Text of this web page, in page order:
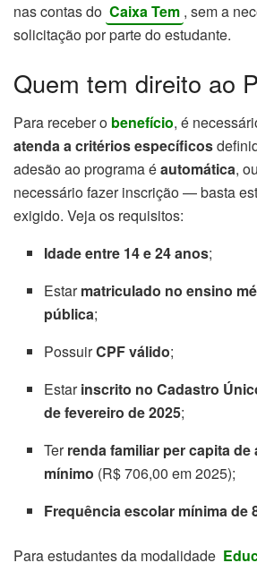
nas contas do Caixa Tem , sem a
solicitação por parte do estudante.
Quem tem direito ao
Para receber o benefício, é
atenda a critérios específicos
adesão ao programa éautomática,
necessário fazer inscrição — basta
exigido. Veja os requisitos:
Idade entre 14 e 24 anos;
Estarmatriculado no ensino
pública;
PossuirCPF válido;
Estarinscrito no Cadastro
de fevereiro de 2025;
Terrenda familiar per capita de
mínimo (R$ 706,00 em 2025);
Frequência escolar mínima de
Para estudantes da modalidade